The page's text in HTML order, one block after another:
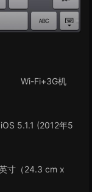
Wi-Fi+3G机
(2012年5
（24.3 cm x